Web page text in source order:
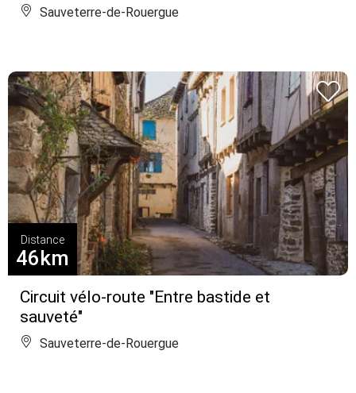
Sauveterre-de-Rouergue
Circuit vélo-route "Entre bastide et
sauveté"
Distance
46km
Sauveterre-de-Rouergue